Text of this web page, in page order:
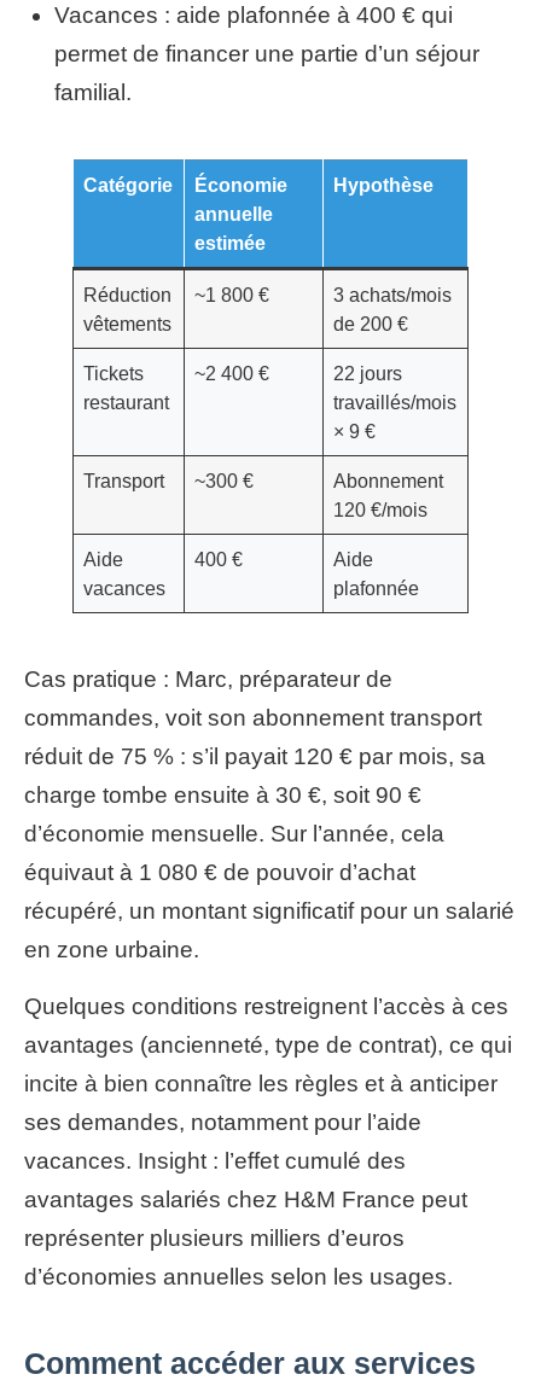
Vacances : aide plafonnée à 400 € qui
permet de financer une partie d’un séjour
familial.
Catégorie
Économie
annuelle
estimée
Hypothèse
Réduction
vêtements
~1 800 €
3 achats/mois
de 200 €
Tickets
restaurant
~2 400 €
22 jours
travaillés/mois
× 9 €
Transport ~300 €
Abonnement
120 €/mois
Aide
vacances
400 €
Aide
plafonnée
Cas pratique : Marc, préparateur de
commandes, voit son abonnement transport
réduit de 75 % : s’il payait 120 € par mois, sa
charge tombe ensuite à 30 €, soit 90 €
d’économie mensuelle. Sur l’année, cela
équivaut à 1 080 € de pouvoir d’achat
récupéré, un montant significatif pour un salarié
en zone urbaine.
Quelques conditions restreignent l’accès à ces
avantages (ancienneté, type de contrat), ce qui
incite à bien connaître les règles et à anticiper
ses demandes, notamment pour l’aide
vacances. Insight : l’effet cumulé des
avantages salariés chez H&M France peut
représenter plusieurs milliers d’euros
d’économies annuelles selon les usages.
Comment accéder aux services